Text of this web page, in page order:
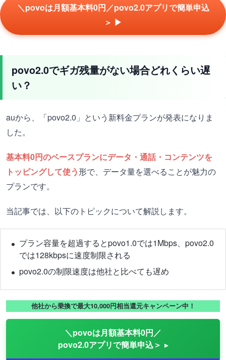
＼povoは月額基本料0円／povo2.0アプリで簡単申込
＞ ▶
povo2.0でギガ残量がない場合どれくらい遅
い？
auから、「povo2.0」という新料金プランが発表になりま
した。
基本料0円のベースプランにデータ・通話・コンテンツを
トッピングして使う形で、データ量を選べることが魅力の
プランです。
当記事では、以下のトピックについて解説します。
プラン容量を超過するとpovo1.0では1Mbps、povo2.0
では128kbpsに速度制限される
povo2.0の制限速度は他社と比べても遅め
他社から乗換で最大10,000円相当還元キャンペーン中！
＼povoは月額基本料0円／
povo2.0アプリで簡単申込＞